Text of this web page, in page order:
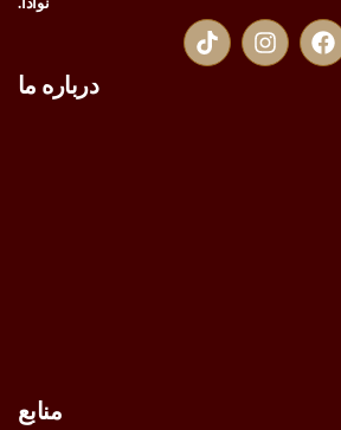
درباره ما
منابع